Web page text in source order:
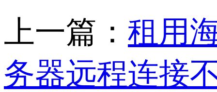
上一篇： 租用
务器远程连接